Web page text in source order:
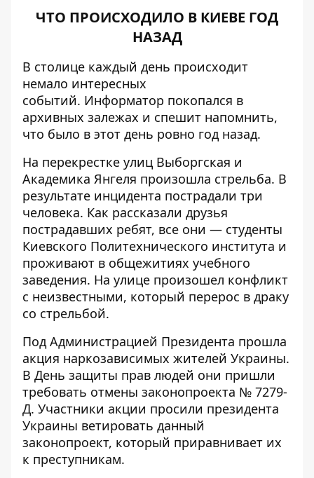
ЧТО ПРОИСХОДИЛО В КИЕВЕ ГОД
НАЗАД
В столице каждый день происходит
немало интересных
событий. Информатор покопался в
архивных залежах и спешит напомнить,
что было в этот день ровно год назад.
На перекрестке улиц Выборгская и
Академика Янгеля произошла стрельба. В
результате инцидента пострадали три
человека. Как рассказали друзья
пострадавших ребят, все они — студенты
Киевского Политехнического института и
проживают в общежитиях учебного
заведения. На улице произошел конфликт
с неизвестными, который перерос в драку
со стрельбой.
Под Администрацией Президента прошла
акция наркозависимых жителей Украины.
В День защиты прав людей они пришли
требовать отмены законопроекта № 7279-
Д. Участники акции просили президента
Украины ветировать данный
законопроект, который приравнивает их
к преступникам.